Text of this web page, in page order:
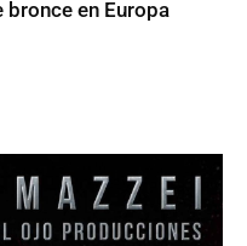
bronce en Europa